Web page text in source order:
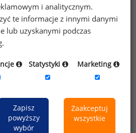
Mężczyźni
106
operatorów maszyn
na innych stanowiskach?
i analitycznym.
te informacje z innymi danymi
lub uzyskanymi podczas
Statystyki Marketing
Zapisz
powyższy
wybór
Zaakceptuj
wszystkie